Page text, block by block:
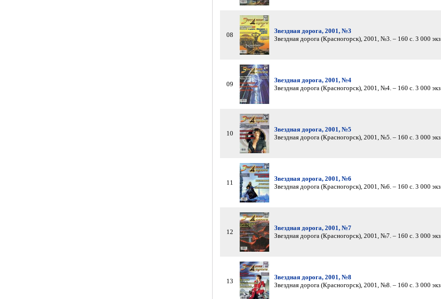
08
Звездная дорога, 2001, №3
Звездная дорога (Красногорск), 2001, №3. – 160 с. 3 000
09
Звездная дорога, 2001, №4
Звездная дорога (Красногорск), 2001, №4. – 160 с. 3 000
10
Звездная дорога, 2001, №5
Звездная дорога (Красногорск), 2001, №5. – 160 с. 3 000
11
Звездная дорога, 2001, №6
Звездная дорога (Красногорск), 2001, №6. – 160 с. 3 000
12
Звездная дорога, 2001, №7
Звездная дорога (Красногорск), 2001, №7. – 160 с. 3 000
13
Звездная дорога, 2001, №8
Звездная дорога (Красногорск), 2001, №8. – 160 с. 3 000